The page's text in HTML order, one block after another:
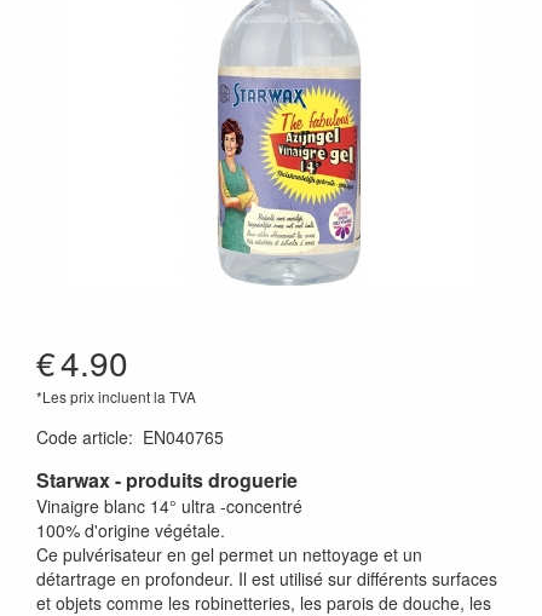
€4.90
*Les prix incluent la TVA
Code article: EN040765
Starwax - produits droguerie
Vinaigre blanc 14° ultra -concentré
100% d'origine végétale.
Ce pulvérisateur en gel permet un nettoyage et un
détartrage en profondeur. Il est utilisé sur différents surfaces
et objets comme les robinetteries, les parois de douche, les